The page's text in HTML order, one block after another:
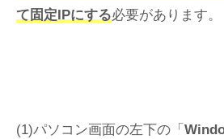
て固定IPにする必要があります。
(1)パソコン画面の左下の「